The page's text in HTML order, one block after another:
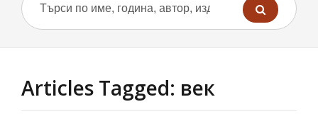
Articles Tagged: век